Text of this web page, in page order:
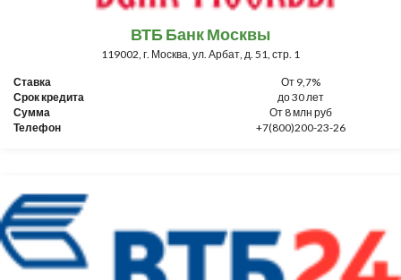
ВТБ Банк Москвы
119002, г. Москва, ул. Арбат, д. 51, стр. 1
Ставка
От 9,7%
Срок кредита
до 30 лет
Сумма
От 8 млн руб
Телефон
+7(800)200-23-26